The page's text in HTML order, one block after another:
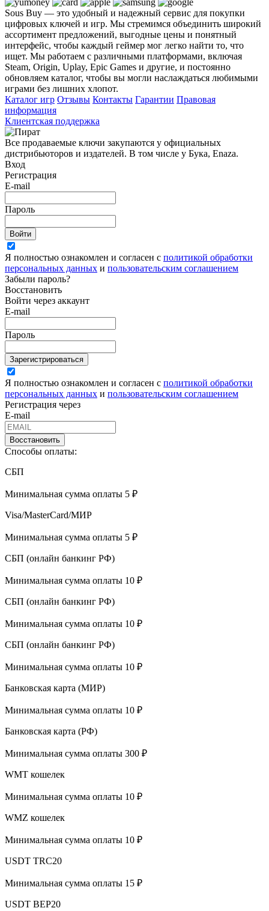
Sous Buy — это удобный и надежный сервис для покупки
цифровых ключей и игр. Мы стремимся объединить широкий
ассортимент предложений, выгодные цены и понятный
интерфейс, чтобы каждый геймер мог легко найти то, что
ищет. Мы работаем с различными платформами, включая
Steam, Origin, Uplay, Epic Games и другие, и постоянно
обновляем каталог, чтобы вы могли наслаждаться любимыми
играми без лишних хлопот.
Каталог игр Отзывы Контакты Гарантии Правовая
информация
Клиентская поддержка
Все продаваемые ключи закупаются у официальных
дистрибьюторов и издателей. В том числе у Бука, Enaza.
Вход
Регистрация
E-mail
Пароль
Войти
Я полностью ознакомлен и согласен с политикой обработки
персональных данных и пользовательским соглашением
Забыли пароль?
Восстановить
Войти через аккаунт
E-mail
Пароль
Зарегистрироваться
Я полностью ознакомлен и согласен с политикой обработки
персональных данных и пользовательским соглашением
Регистрация через
E-mail
Восстановить
Способы оплаты:
СБП
Минимальная сумма оплаты 5 ₽
Visa/MasterCard/МИР
Минимальная сумма оплаты 5 ₽
СБП (онлайн банкинг РФ)
Минимальная сумма оплаты 10 ₽
СБП (онлайн банкинг РФ)
Минимальная сумма оплаты 10 ₽
СБП (онлайн банкинг РФ)
Минимальная сумма оплаты 10 ₽
Банковская карта (МИР)
Минимальная сумма оплаты 10 ₽
Банковская карта (РФ)
Минимальная сумма оплаты 300 ₽
WMT кошелек
Минимальная сумма оплаты 10 ₽
WMZ кошелек
Минимальная сумма оплаты 10 ₽
USDT TRC20
Минимальная сумма оплаты 15 ₽
USDT BEP20